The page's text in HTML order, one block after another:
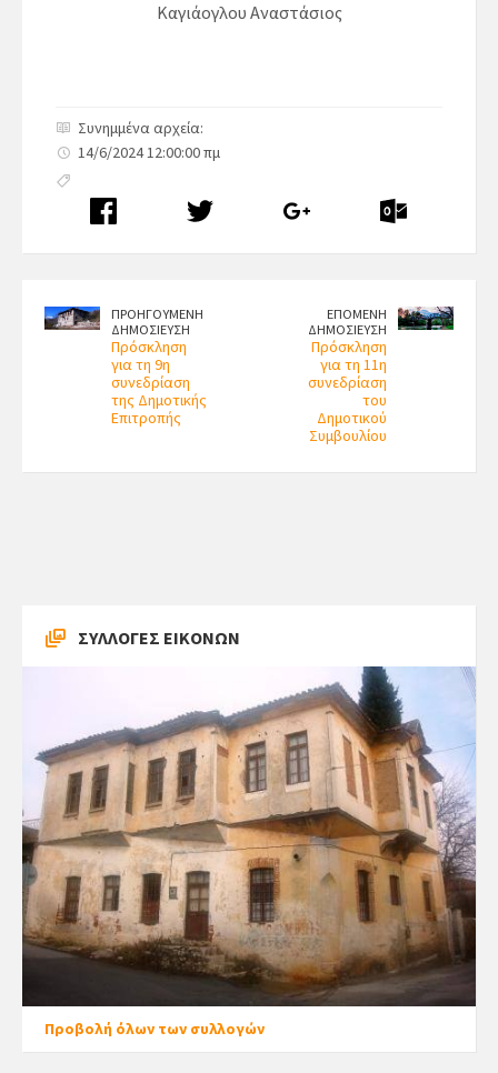
Καγιάογλου Αναστάσιος
Συνημμένα αρχεία:
14/6/2024 12:00:00 πμ
ΠΡΟΗΓΟΥΜΕΝΗ
ΔΗΜΟΣΙΕΥΣΗ
Πρόσκληση
για τη 9η
συνεδρίαση
της Δημοτικής
Επιτροπής
ΕΠΟΜΕΝΗ
ΔΗΜΟΣΙΕΥΣΗ
Πρόσκληση
για τη 11η
συνεδρίαση
του
Δημοτικού
Συμβουλίου
ΣΥΛΛΟΓΕΣ ΕΙΚΟΝΩΝ
Προβολή όλων των συλλογών